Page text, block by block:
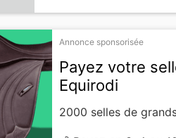
Annonce sponsorisée
Payez votre
Equirodi
2000 selles de